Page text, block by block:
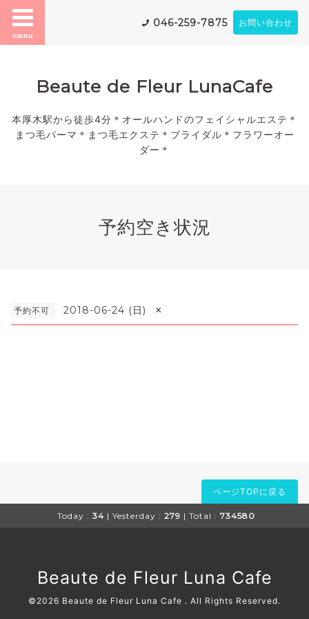
menu
046-259-7875 お問い合わせ
Beaute de Fleur LunaCafe
本厚木駅から徒歩4分＊オールハンドのフェイシャルエステ＊
まつ毛パーマ＊まつ毛エクステ＊ブライダル＊フラワーオー
ダー＊
予約空き状況
予約不可 2018-06-24 (日) ×
ページTOPに戻る
Today : 34 | Yesterday : 279 | Total : 734580
Beaute de Fleur Luna Cafe
©2026 Beaute de Fleur Luna Cafe . All Rights Reserved.